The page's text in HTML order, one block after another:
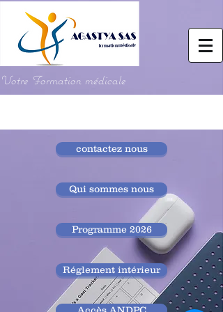
Votre Formation médicale
contactez nous
Qui sommes nous
Programme 2026
Réglement intérieur